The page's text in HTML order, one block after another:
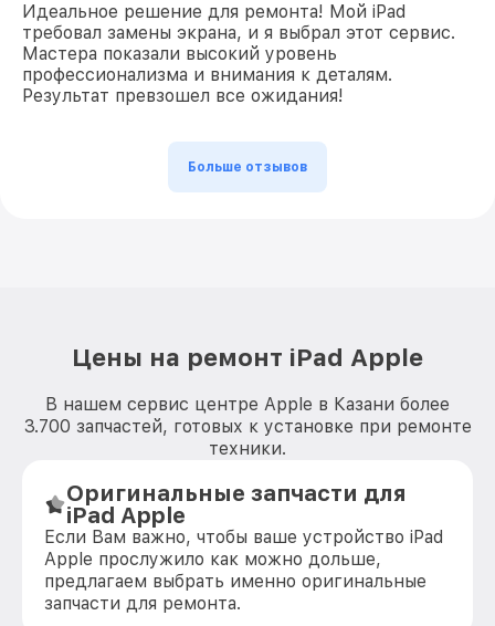
Идеальное решение для ремонта! Мой iPad
требовал замены экрана, и я выбрал этот сервис.
Мастера показали высокий уровень
профессионализма и внимания к деталям.
Результат превзошел все ожидания!
Больше отзывов
Цены на ремонт iPad Apple
В нашем сервис центре Apple в Казани более
3.700 запчастей, готовых к установке при ремонте
техники.
Оригинальные запчасти для
iPad Apple
Если Вам важно, чтобы ваше устройство iPad
Apple прослужило как можно дольше,
предлагаем выбрать именно оригинальные
запчасти для ремонта.